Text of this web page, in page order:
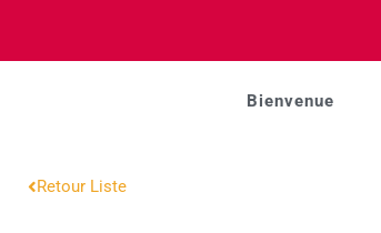
Bienvenue
Retour Liste